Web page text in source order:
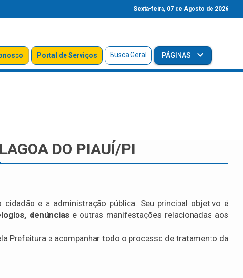
Sexta-feira, 07 de Agosto de 2026
Portal de Serviços Busca Geral PÁGINAS
DO PIAUÍ/PI
e a administração pública. Seu principal objetivo é
denúnciase outras manifestações relacionadas aos
Prefeitura e acompanhar todo o processo de tratamento da